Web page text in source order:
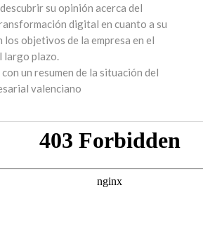
su opinión acerca del
digital en cuanto a su
los objetivos de la empresa en el
largo plazo.
un resumen de la situación del
valenciano